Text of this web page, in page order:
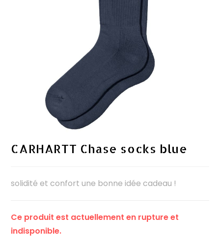
CARHARTT Chase socks blue
solidité et confort une bonne idée cadeau !
Ce produit est actuellement en rupture et
indisponible.